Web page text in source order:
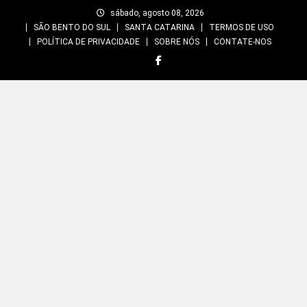
sábado, agosto 08, 2026
SÃO BENTO DO SUL
SANTA CATARINA
TERMOS DE USO
POLÍTICA DE PRIVACIDADE
SOBRE NÓS CONTATE-NOS